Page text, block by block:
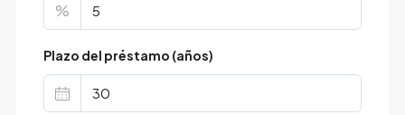
%
Plazo del préstamo (años)